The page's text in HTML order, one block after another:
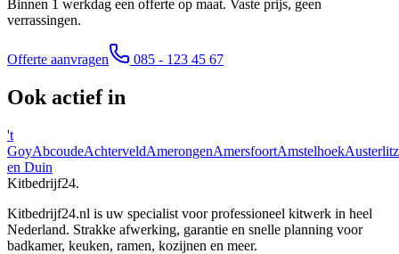
Binnen 1 werkdag een offerte op maat. Vaste prijs, geen
verrassingen.
Offerte aanvragen 085 - 123 45 67
Ook actief in
't
GoyAbcoudeAchterveldAmerongenAmersfoortAmstelhoekAusterlitz
en Duin
Kitbedrijf24.
Kitbedrijf24.nl is uw specialist voor professioneel kitwerk in heel
Nederland. Strakke afwerking, garantie en snelle planning voor
badkamer, keuken, ramen, kozijnen en meer.